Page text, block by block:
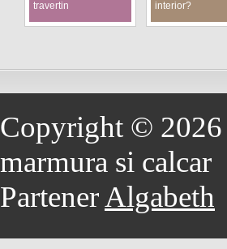
travertin interior?
Copyright © 2026
marmura si calcar
PartenerAlgabeth